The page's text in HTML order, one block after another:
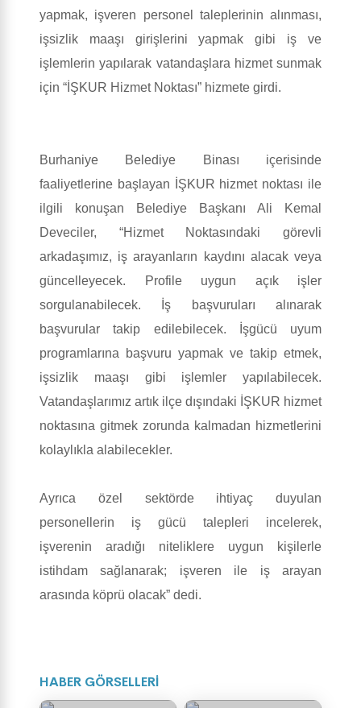
yapmak, işveren personel taleplerinin alınması,
işsizlik maaşı girişlerini yapmak gibi iş ve
işlemlerin yapılarak vatandaşlara hizmet sunmak
için “İŞKUR Hizmet Noktası” hizmete girdi.
Burhaniye Belediye Binası içerisinde
faaliyetlerine başlayan İŞKUR hizmet noktası ile
ilgili konuşan Belediye Başkanı Ali Kemal
Deveciler, “Hizmet Noktasındaki görevli
arkadaşımız, iş arayanların kaydını alacak veya
güncelleyecek. Profile uygun açık işler
sorgulanabilecek. İş başvuruları alınarak
başvurular takip edilebilecek. İşgücü uyum
programlarına başvuru yapmak ve takip etmek,
işsizlik maaşı gibi işlemler yapılabilecek.
Vatandaşlarımız artık ilçe dışındaki İŞKUR hizmet
noktasına gitmek zorunda kalmadan hizmetlerini
kolaylıkla alabilecekler.
Ayrıca özel sektörde ihtiyaç duyulan
personellerin iş gücü talepleri incelerek,
işverenin aradığı niteliklere uygun kişilerle
istihdam sağlanarak; işveren ile iş arayan
arasında köprü olacak” dedi.
HABER GÖRSELLERİ